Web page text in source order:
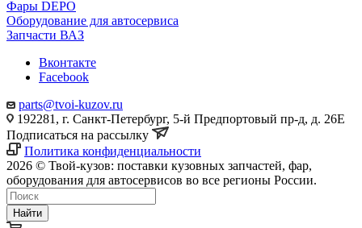
Фары DEPO
Оборудование для автосервиса
Запчасти ВАЗ
Вконтакте
Facebook
parts@tvoi-kuzov.ru
192281, г. Санкт-Петербург, 5-й Предпортовый пр-д, д. 26Е
Подписаться на рассылку
Политика конфиденциальности
2026 © Твой-кузов: поставки кузовных запчастей, фар,
оборудования для автосервисов во все регионы России.
Найти